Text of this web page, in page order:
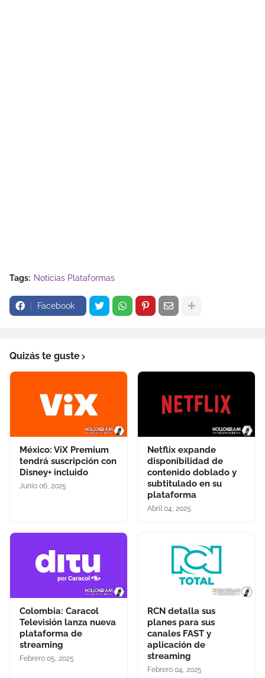
Tags: Noticias Plataformas
Facebook
Quizás te guste
México: ViX Premium
tendrá suscripción con
Disney+ incluido
Junio 06, 2025
Netflix expande
disponibilidad de
contenido doblado y
subtitulado en su
plataforma
Abril 04, 2025
Colombia: Caracol
Televisión lanza nueva
plataforma de
streaming
Febrero 05, 2025
RCN detalla sus
planes para sus
canales FAST y
aplicación de
streaming
Febrero 04, 2025